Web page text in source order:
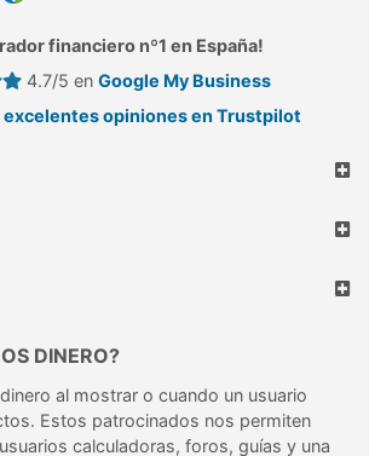
financiero nº1 en España!
4.7/5 en Google My Business
excelentes opiniones en Trustpilot
DINERO?
al mostrar o cuando un usuario
Estos patrocinados nos permiten
calculadoras, foros, guías y una